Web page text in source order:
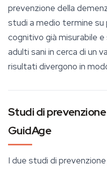
prevenzione della
studi a medio termine su
cognitivo già misurabile
adulti sani in cerca di un
risultati divergono in
Studi di prevenzione
GuidAge
I due studi di